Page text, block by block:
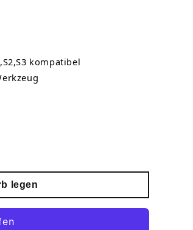
kompatibel
legen